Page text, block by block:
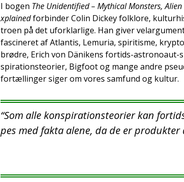
I bogen The Uni­den­ti­fied – Myt­hi­cal Monsters,
x­plai­nedfor­bin­der Colin Dick­ey folkl­o­re,
tro­en på det ufor­klar­li­ge. Han giver
fasci­ne­ret af Atlan­tis, Lemuria, spi­ri­tis­me,
brød­re, Erich von Däni­kens for­tids-
spira­tions­te­o­ri­er, Big­foot og man­ge andre
for­tæl­lin­ger siger om vores sam­fund og kul­tur.
“Som alle kon­spira­tions­te­o­ri­er kan
pes med fak­ta ale­ne, da de er pro­duk­ter